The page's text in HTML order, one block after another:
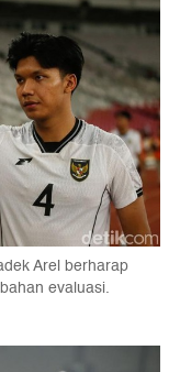
Arel berharap
evaluasi.